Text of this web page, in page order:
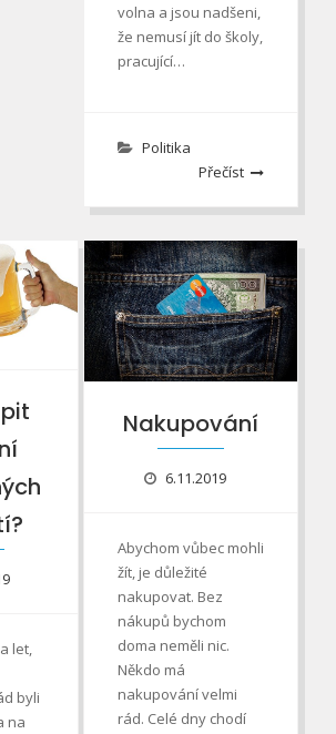
volna a jsou nadšeni,
že nemusí jít do školy,
pracující…
Politika
Přečíst
let,
byli
na
Nakupování
6.11.2019
Abychom vůbec mohli
žít, je důležité
nakupovat. Bez
nákupů bychom
doma neměli nic.
Někdo má
nakupování velmi
rád. Celé dny chodí